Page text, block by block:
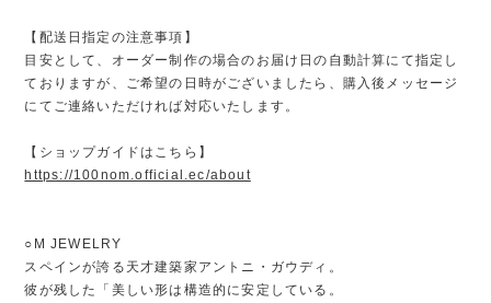
【配送日指定の注意事項】
目安として、オーダー制作の場合のお届け日の自動計算にて指定し
ておりますが、ご希望の日時がございましたら、購入後メッセージ
にてご連絡いただければ対応いたします。
【ショップガイドはこちら】
https://100nom.official.ec/about
○M JEWELRY
スペインが誇る天才建築家アントニ・ガウディ。
彼が残した「美しい形は構造的に安定している。